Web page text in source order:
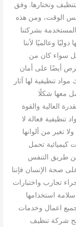
ونختارها. وفق
الوقت، ومن هذه
بشركتنا
وعالميًا لأننا
سواء كان من
أيضًا على أمان
تنظيفية لها آثار
معها شكلًا
العالية والقوة
تنظيفية فعالة لا
تغير من ألوانها
كيميائية تحمل
طريق التنفس
صحة الإنسان فإننا
تجارب واختبارات
سلامة استخدامها
اعمال وخدمات
شركة تنظيف